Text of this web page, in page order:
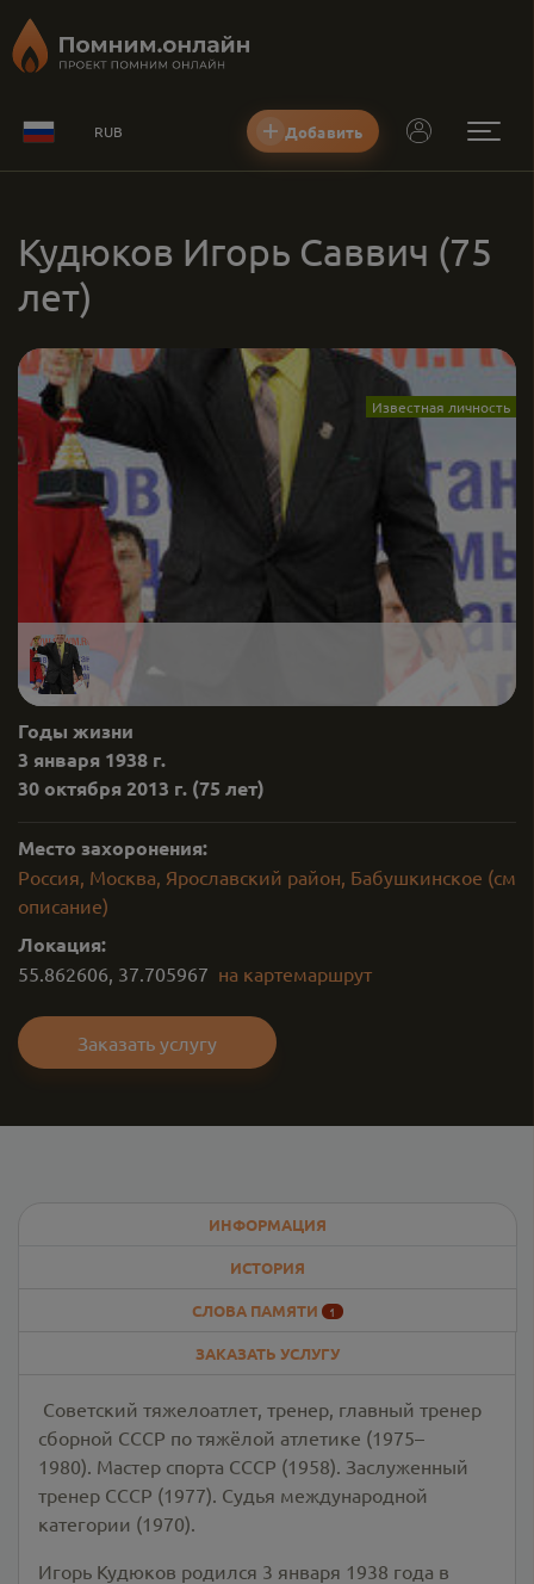
RUB Добавить
Кудюков Игорь Саввич (75
лет)
Известная личность
Годы жизни
3 января 1938 г.
30 октября 2013 г. (75 лет)
Место захоронения:
Россия, Москва, Ярославский район, Бабушкинское (см
описание)
Локация:
55.862606, 37.705967 на картемаршрут
Заказать услугу
ИНФОРМАЦИЯ
ИСТОРИЯ
СЛОВА ПАМЯТИ 1
ЗАКАЗАТЬ УСЛУГУ
Советский тяжелоатлет, тренер, главный тренер
сборной СССР по тяжёлой атлетике (1975–
1980). Мастер спорта СССР (1958). Заслуженный
тренер СССР (1977). Судья международной
категории (1970).
Игорь Кудюков родился 3 января 1938 года в